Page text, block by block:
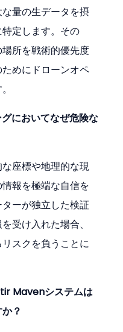
量の生データを摂
定します。その
所を戦術的優先度
めにドローンオペ
においてなぜ危険な
座標や地理的な現
報を極端な自信を
ーが独立した検証
受け入れた場合、
スクを負うことに
Mavenシステムは
？